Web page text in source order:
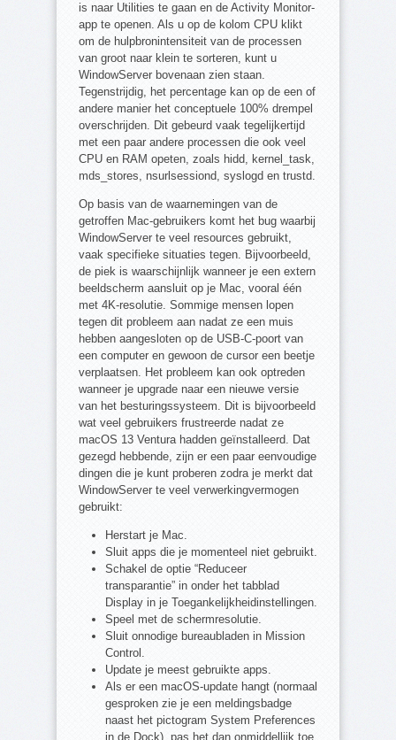
is naar Utilities te gaan en de Activity Monitor-
app te openen. Als u op de kolom CPU klikt
om de hulpbronintensiteit van de processen
van groot naar klein te sorteren, kunt u
WindowServer bovenaan zien staan.
Tegenstrijdig, het percentage kan op de een of
andere manier het conceptuele 100% drempel
overschrijden. Dit gebeurd vaak tegelijkertijd
met een paar andere processen die ook veel
CPU en RAM opeten, zoals hidd, kernel_task,
mds_stores, nsurlsessiond, syslogd en trustd.
Op basis van de waarnemingen van de
getroffen Mac-gebruikers komt het bug waarbij
WindowServer te veel resources gebruikt,
vaak specifieke situaties tegen. Bijvoorbeeld,
de piek is waarschijnlijk wanneer je een extern
beeldscherm aansluit op je Mac, vooral één
met 4K-resolutie. Sommige mensen lopen
tegen dit probleem aan nadat ze een muis
hebben aangesloten op de USB-C-poort van
een computer en gewoon de cursor een beetje
verplaatsen. Het probleem kan ook optreden
wanneer je upgrade naar een nieuwe versie
van het besturingssysteem. Dit is bijvoorbeeld
wat veel gebruikers frustreerde nadat ze
macOS 13 Ventura hadden geïnstalleerd. Dat
gezegd hebbende, zijn er een paar eenvoudige
dingen die je kunt proberen zodra je merkt dat
WindowServer te veel verwerkingvermogen
gebruikt:
Herstart je Mac.
Sluit apps die je momenteel niet gebruikt.
Schakel de optie “Reduceer
transparantie” in onder het tabblad
Display in je Toegankelijkheidinstellingen.
Speel met de schermresolutie.
Sluit onnodige bureaubladen in Mission
Control.
Update je meest gebruikte apps.
Als er een macOS-update hangt (normaal
gesproken zie je een meldingsbadge
naast het pictogram System Preferences
in de Dock), pas het dan onmiddellijk toe.